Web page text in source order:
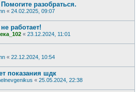
разобраться.
« 24.02.2025, 09:07
работает!
« 23.12.2024, 11:01
« 22.12.2024, 10:54
показания шдк
« 25.05.2024, 22:38